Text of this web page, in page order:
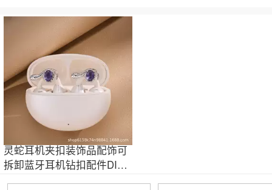
灵蛇耳机夹扣装饰品配饰可
拆卸蓝牙耳机钻扣配件DIY